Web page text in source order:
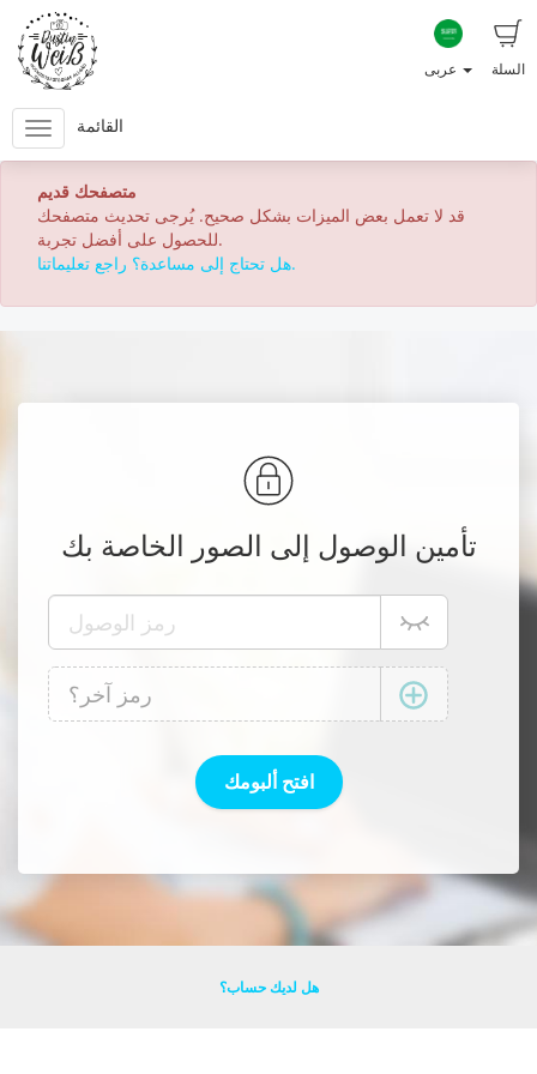
السلة
القائمة
متصفحك قديم
قد لا تعمل بعض الميزات بشكل صحيح. يُرجى تحديث متصفحك
للحصول على أفضل تجربة.
هل تحتاج إلى مساعدة؟ راجع تعليماتنا.
تأمين الوصول إلى الصور الخاصة بك
هل لديك حساب؟